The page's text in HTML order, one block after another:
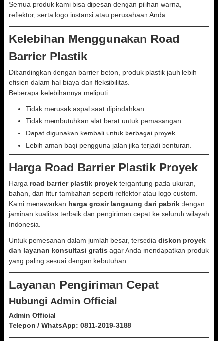
Semua produk kami bisa dipesan dengan pilihan warna,
reflektor, serta logo instansi atau perusahaan Anda.
Kelebihan Menggunakan Road
Barrier Plastik
Dibandingkan dengan barrier beton, produk plastik jauh lebih
efisien dalam hal biaya dan fleksibilitas.
Beberapa kelebihannya meliputi:
Tidak merusak aspal saat dipindahkan.
Tidak membutuhkan alat berat untuk pemasangan.
Dapat digunakan kembali untuk berbagai proyek.
Lebih aman bagi pengguna jalan jika terjadi benturan.
Harga Road Barrier Plastik Proyek
Harga road barrier plastik proyek tergantung pada ukuran,
bahan, dan fitur tambahan seperti reflektor atau logo custom.
Kami menawarkan harga grosir langsung dari pabrik dengan
jaminan kualitas terbaik dan pengiriman cepat ke seluruh wilayah
Indonesia.
Untuk pemesanan dalam jumlah besar, tersedia diskon proyek
dan layanan konsultasi gratis agar Anda mendapatkan produk
yang paling sesuai dengan kebutuhan.
Layanan Pengiriman Cepat
Hubungi Admin Official
Admin Official
Telepon / WhatsApp: 0811-2019-3188